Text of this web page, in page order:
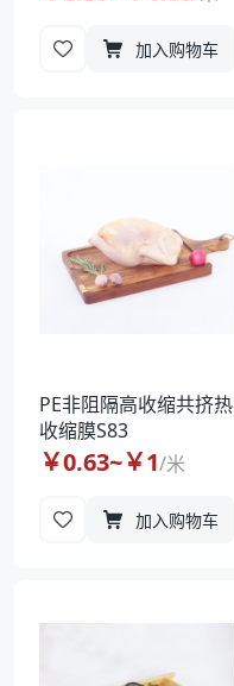
加入购物车
PE非阻隔高收缩共挤热
收缩膜S83
￥0.63~￥1/米
加入购物车